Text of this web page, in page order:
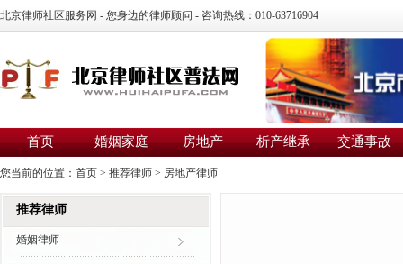
北京律师社区服务网 - 您身边的律师顾问 - 咨询热线：010-63716904
首页 婚姻家庭 房地产 析产继承 交通事故
您当前的位置： 首页 > 推荐律师 > 房地产律师
推荐律师
婚姻律师